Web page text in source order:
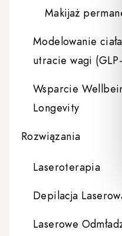
Makijaż
Modelowanie ciała
utracie wagi
Wsparcie
Longevity
Rozwiązania
Laseroterapia
Depilacja
Laserowe